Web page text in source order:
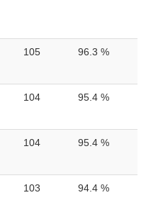
105 96.3 %
104 95.4 %
104 95.4 %
103 94.4 %